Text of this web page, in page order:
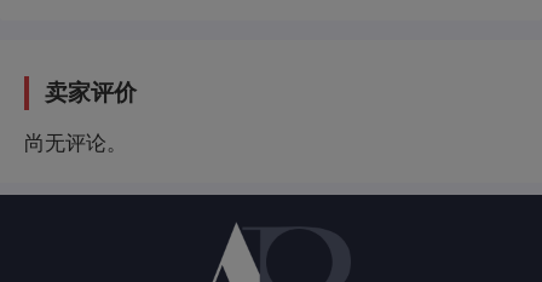
卖家评价
尚无评论。